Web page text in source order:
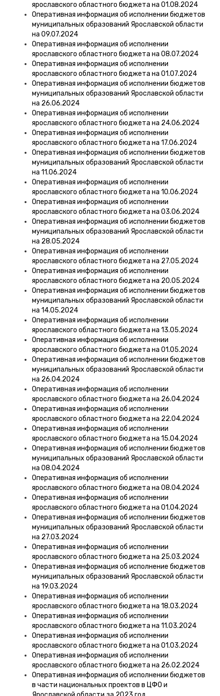
ярославского областного бюджета на 01.08.2024
Оперативная информация об исполнении бюджетов
муниципальных образований Ярославской области
на 09.07.2024
Оперативная информация об исполнении
ярославского областного бюджета на 08.07.2024
Оперативная информация об исполнении
ярославского областного бюджета на 01.07.2024
Оперативная информация об исполнении бюджетов
муниципальных образований Ярославской области
на 26.06.2024
Оперативная информация об исполнении
ярославского областного бюджета на 24.06.2024
Оперативная информация об исполнении
ярославского областного бюджета на 17.06.2024
Оперативная информация об исполнении бюджетов
муниципальных образований Ярославской области
на 11.06.2024
Оперативная информация об исполнении
ярославского областного бюджета на 10.06.2024
Оперативная информация об исполнении
ярославского областного бюджета на 03.06.2024
Оперативная информация об исполнении бюджетов
муниципальных образований Ярославской области
на 28.05.2024
Оперативная информация об исполнении
ярославского областного бюджета на 27.05.2024
Оперативная информация об исполнении
ярославского областного бюджета на 20.05.2024
Оперативная информация об исполнении бюджетов
муниципальных образований Ярославской области
на 14.05.2024
Оперативная информация об исполнении
ярославского областного бюджета на 13.05.2024
Оперативная информация об исполнении
ярославского областного бюджета на 01.05.2024
Оперативная информация об исполнении бюджетов
муниципальных образований Ярославской области
на 26.04.2024
Оперативная информация об исполнении
ярославского областного бюджета на 26.04.2024
Оперативная информация об исполнении
ярославского областного бюджета на 22.04.2024
Оперативная информация об исполнении
ярославского областного бюджета на 15.04.2024
Оперативная информация об исполнении бюджетов
муниципальных образований Ярославской области
на 08.04.2024
Оперативная информация об исполнении
ярославского областного бюджета на 08.04.2024
Оперативная информация об исполнении
ярославского областного бюджета на 01.04.2024
Оперативная информация об исполнении бюджетов
муниципальных образований Ярославской области
на 27.03.2024
Оперативная информация об исполнении
ярославского областного бюджета на 25.03.2024
Оперативная информация об исполнение бюджетов
муниципальных образований Ярославской области
на 19.03.2024
Оперативная информация об исполнении
ярославского областного бюджета на 18.03.2024
Оперативная информация об исполнении
ярославского областного бюджета на 11.03.2024
Оперативная информация об исполнении
ярославского областного бюджета на 01.03.2024
Оперативная информация об исполнении
ярославского областного бюджета на 26.02.2024
Оперативная информация об исполнении бюджетов
в части национальных проектов в ЦФО и